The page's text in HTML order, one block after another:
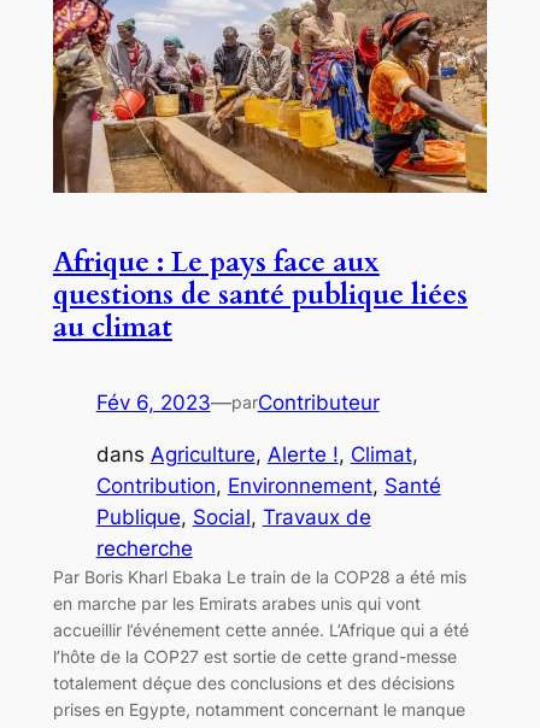
Afrique : Le pays face aux
questions de santé publique liées
au climat
Fév 6, 2023—parContributeur
dans Agriculture, Alerte !, Climat
Contribution, Environnement, Santé
Publique, Social, Travaux de
recherche
Par Boris Kharl Ebaka Le train de la COP28 a été mis
en marche par les Emirats arabes unis qui vont
accueillir l’événement cette année. L’Afrique qui a été
l’hôte de la COP27 est sortie de cette grand-messe
totalement déçue des conclusions et des décisions
prises en Egypte, notamment concernant le manque